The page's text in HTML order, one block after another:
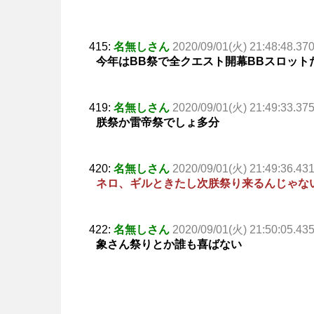
415: 名無しさん 2020/09/01(火) 21:48:48.370
今年はBB祭で全クエスト開幕BBスロット
419: 名無しさん 2020/09/01(火) 21:49:33.375
朕祭か雷帝祭でしょ多分
420: 名無しさん 2020/09/01(火) 21:49:36.431
ネロ、ギルときたし次朕祭り来るんじゃな
422: 名無しさん 2020/09/01(火) 21:50:05.435
象さん祭りとか誰も喜ばない